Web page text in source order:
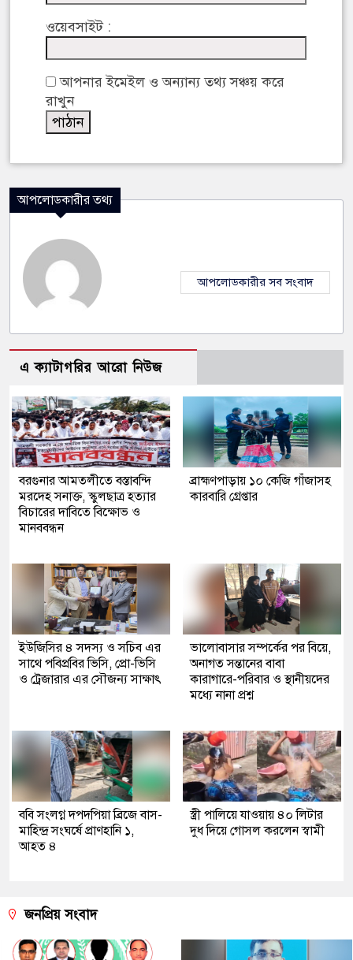
ওয়েবসাইট :
আপনার ইমেইল ও অন্যান্য তথ্য সঞ্চয় করে
রাখুন
আপলোডকারীর তথ্য
আপলোডকারীর সব সংবাদ
এ ক্যাটাগরির আরো নিউজ
বরগুনার আমতলীতে বস্তাবন্দি
মরদেহ সনাক্ত, স্কুলছাত্র হত্যার
বিচারের দাবিতে বিক্ষোভ ও
মানববন্ধন
​ব্রাহ্মণপাড়ায় ১০ কেজি গাঁজাসহ
কারবারি গ্রেপ্তার
ইউজিসির ৪ সদস্য ও সচিব এর
সাথে পবিপ্রবির ভিসি, প্রো-ভিসি
ও ট্রেজারার এর সৌজন্য সাক্ষাৎ
ভালোবাসার সম্পর্কের পর বিয়ে,
অনাগত সন্তানের বাবা
কারাগারে-পরিবার ও স্থানীয়দের
মধ্যে নানা প্রশ্ন
ববি সংলগ্ন দপদপিয়া ব্রিজে বাস-
মাহিন্দ্র সংঘর্ষে প্রাণহানি ১,
আহত ৪
স্ত্রী পালিয়ে যাওয়ায় ৪০ লিটার
দুধ দিয়ে গোসল করলেন স্বামী
জনপ্রিয় সংবাদ